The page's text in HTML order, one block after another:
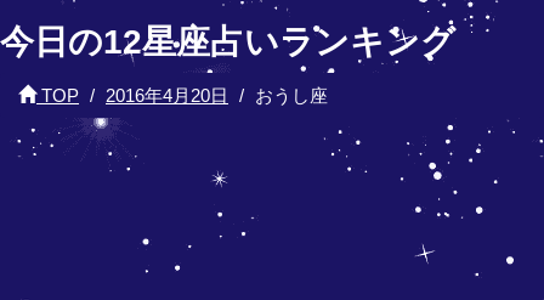
今日の12星座占いランキング
TOP 2016年4月20日 おうし座